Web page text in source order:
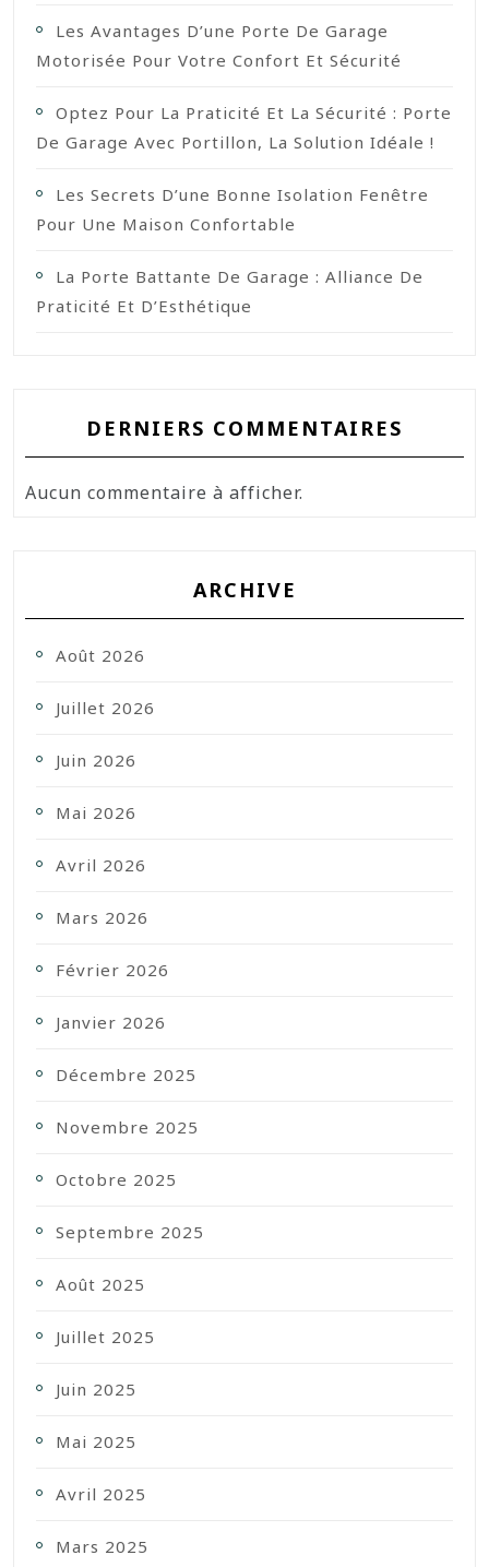
Les Avantages D’une Porte De Garage
Motorisée Pour Votre Confort Et Sécurité
Optez Pour La Praticité Et La Sécurité : Porte
De Garage Avec Portillon, La Solution Idéale !
Les Secrets D’une Bonne Isolation Fenêtre
Pour Une Maison Confortable
La Porte Battante De Garage : Alliance De
Praticité Et D’Esthétique
DERNIERS COMMENTAIRES
Aucun commentaire à afficher.
ARCHIVE
Août 2026
Juillet 2026
Juin 2026
Mai 2026
Avril 2026
Mars 2026
Février 2026
Janvier 2026
Décembre 2025
Novembre 2025
Octobre 2025
Septembre 2025
Août 2025
Juillet 2025
Juin 2025
Mai 2025
Avril 2025
Mars 2025